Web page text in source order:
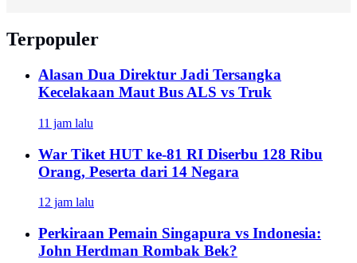
Terpopuler
Alasan Dua Direktur Jadi Tersangka
Kecelakaan Maut Bus ALS vs Truk
11 jam lalu
War Tiket HUT ke-81 RI Diserbu 128 Ribu
Orang, Peserta dari 14 Negara
12 jam lalu
Perkiraan Pemain Singapura vs Indonesia:
John Herdman Rombak Bek?